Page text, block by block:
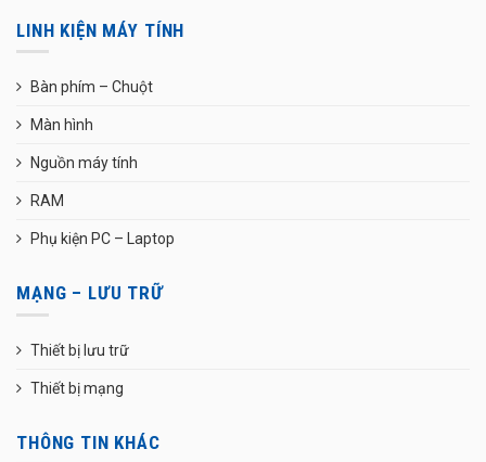
LINH KIỆN MÁY TÍNH
Bàn phím – Chuột
Màn hình
Nguồn máy tính
RAM
Phụ kiện PC – Laptop
MẠNG – LƯU TRỮ
Thiết bị lưu trữ
Thiết bị mạng
THÔNG TIN KHÁC